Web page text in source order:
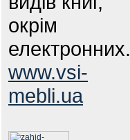
окрім
електронних.
www.vsi-
mebli.ua